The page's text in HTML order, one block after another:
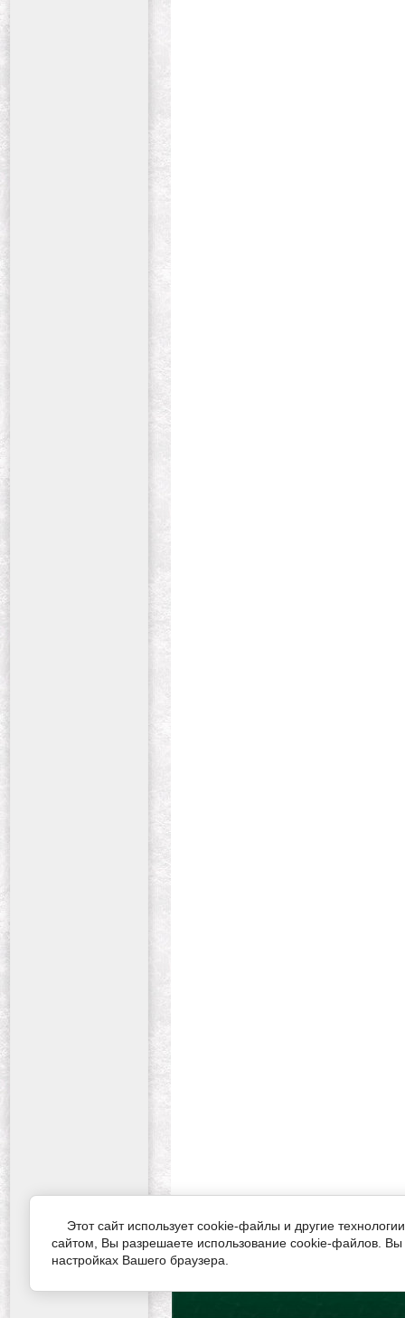
Этот сайт использует cookie-файлы и другие технологии для улучшения его работы. Продолжая работу с
сайтом, Вы разрешаете использование cookie-файлов.
настройках Вашего браузера.